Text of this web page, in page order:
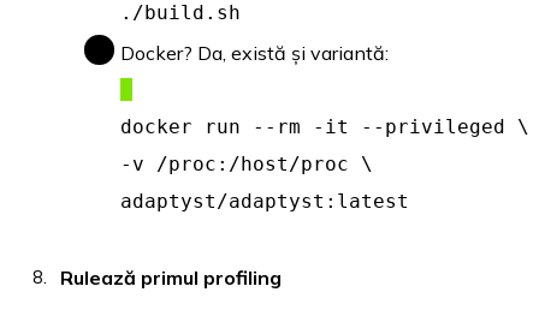
./build.sh
Docker? Da, există și variantă:
docker run --rm -it --privileged \
-v /proc:/host/proc \
adaptyst/adaptyst:latest
Rulează primul profiling